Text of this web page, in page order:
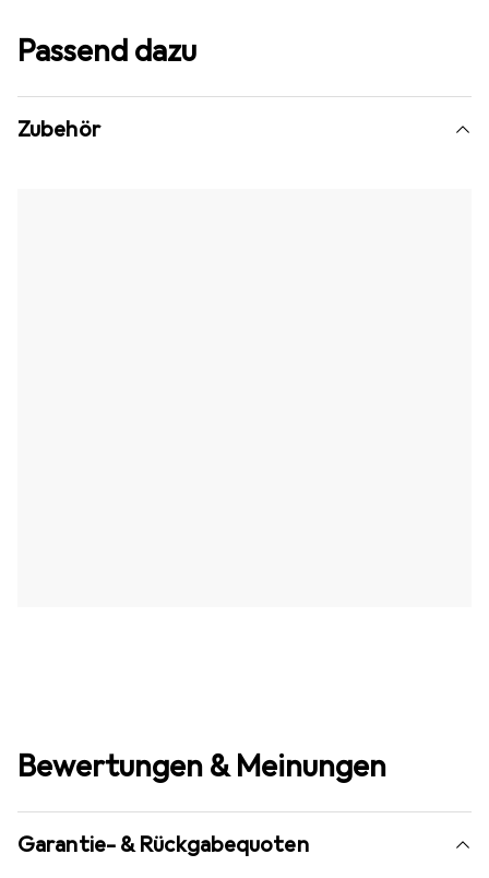
Passend dazu
Zubehör
Bewertungen & Meinungen
Garantie- & Rückgabequoten